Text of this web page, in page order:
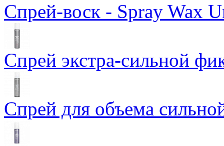
Спрей-воск - Spray Wax
Спрей экстра-сильной
Спрей для объема